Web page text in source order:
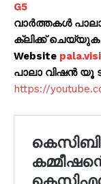
G5
വാർത്തകൾ
ക്ലിക്ക് ചെയ്യുക
Website
പാലാ വിഷൻ യൂ
https://